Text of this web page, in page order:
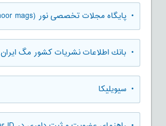
• پایگاه مجلات تخصصی نور (noor mags)
• بانك اطلاعات نشريات كشور مگ ايران (magiran)
• سیویلیکا